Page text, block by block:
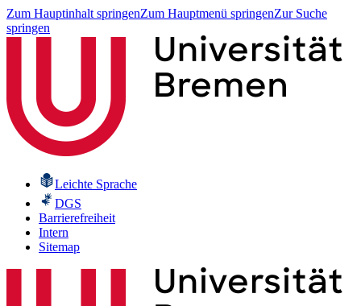
Zum Hauptinhalt springenZum Hauptmenü springenZur Suche
springen
Leichte Sprache
DGS
Barrierefreiheit
Intern
Sitemap